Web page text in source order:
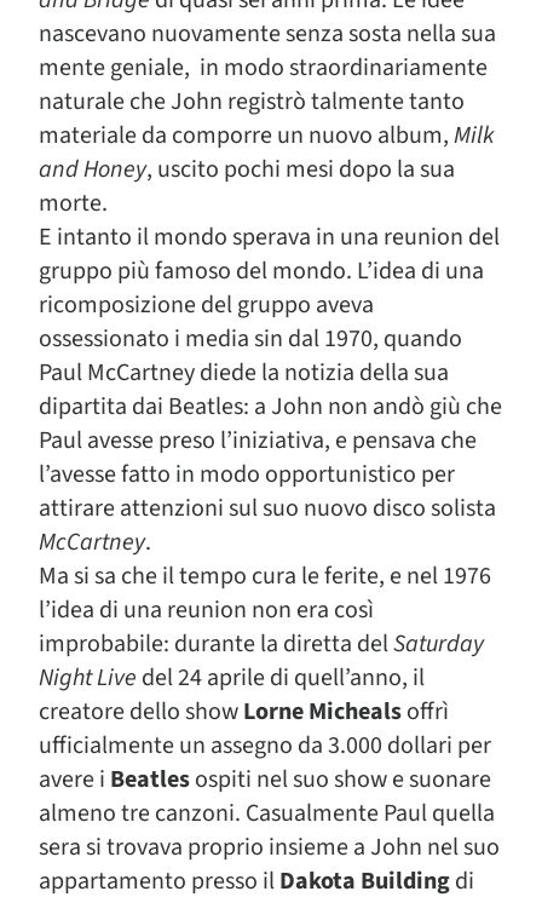
nascevano nuovamente senza sosta nella sua
mente geniale, in modo straordinariamente
naturale che John registrò talmente tanto
materiale da comporre un nuovo album,Milk
and Honey, uscito pochi mesi dopo la sua
morte.
E intanto il mondo sperava in una reunion del
gruppo più famoso del mondo. L’idea di una
ricomposizione del gruppo aveva
ossessionato i media sin dal 1970, quando
Paul McCartney diede la notizia della sua
dipartita dai Beatles: a John non andò giù che
Paul avesse preso l’iniziativa, e pensava che
l’avesse fatto in modo opportunistico per
attirare attenzioni sul suo nuovo disco solista
McCartney.
Ma si sa che il tempo cura le ferite, e nel 1976
l’idea di una reunion non era così
improbabile: durante la diretta delSaturday
Night Live del 24 aprile di quell’anno, il
creatore dello showLorne Michealsoffrì
ufficialmente un assegno da 3.000 dollari per
avere i Beatlesospiti nel suo show e suonare
almeno tre canzoni. Casualmente Paul quella
sera si trovava proprio insieme a John nel suo
appartamento presso ilDakota Buildingdi